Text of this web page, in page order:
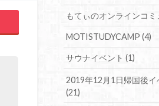
もてぃのオンラインコ
MOTISTUDYCAMP(4)
サウナイベント(1)
2019年12月1日帰国後
(21)